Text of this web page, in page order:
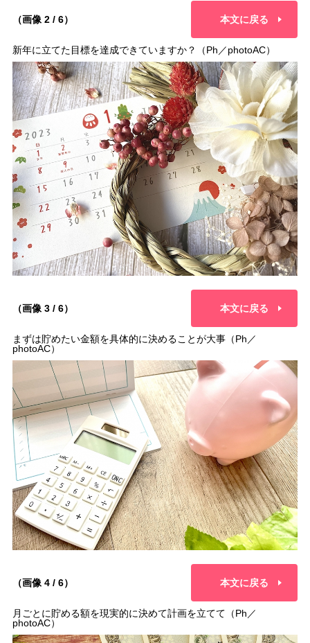
（画像 2 / 6） 本文に戻る
新年に立てた目標を達成できていますか？（Ph／photoAC）
（画像 3 / 6） 本文に戻る
まずは貯めたい金額を具体的に決めることが大事（Ph／
photoAC）
（画像 4 / 6） 本文に戻る
月ごとに貯める額を現実的に決めて計画を立てて（Ph／
photoAC）